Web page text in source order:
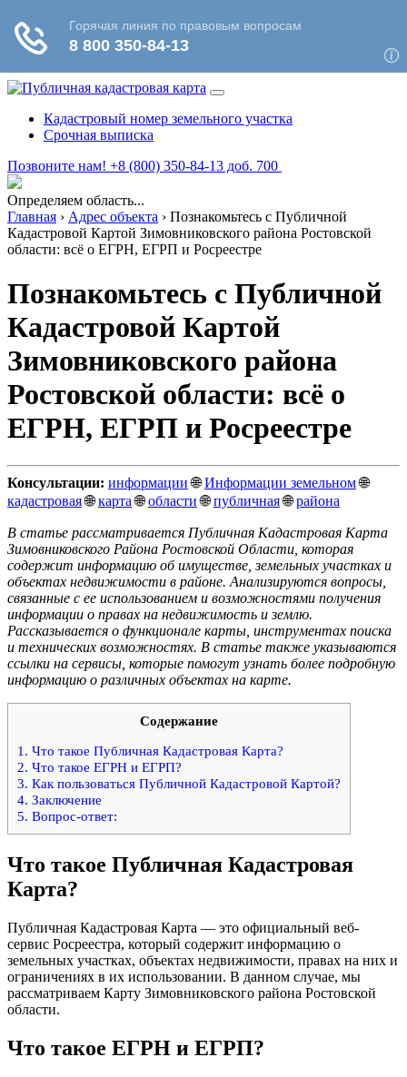
Кадастровый номер земельного участка
Срочная выписка
Позвоните нам! +8 (800) 350-84-13 доб. 700
Определяем область...
Главная › Адрес объекта › Познакомьтесь с Публичной
Кадастровой Картой Зимовниковского района Ростовской
области: всё о ЕГРН, ЕГРП и Росреестре
Познакомьтесь с Публичной
Кадастровой Картой
Зимовниковского района
Ростовской области: всё о
ЕГРН, ЕГРП и Росреестре
Консультации: информации🌐Информации земельном🌐
кадастровая🌐карта🌐области🌐публичная🌐района
В статье рассматривается Публичная Кадастровая Карта
Зимовниковского Района Ростовской Области, которая
содержит информацию об имуществе, земельных участках и
объектах недвижимости в районе. Анализируются вопросы,
связанные с ее использованием и возможностями получения
информации о правах на недвижимость и землю.
Рассказывается о функционале карты, инструментах поиска
и технических возможностях. В статье также указываются
ссылки на сервисы, которые помогут узнать более подробную
информацию о различных объектах на карте.
Содержание
1. Что такое Публичная Кадастровая Карта?
2. Что такое ЕГРН и ЕГРП?
3. Как пользоваться Публичной Кадастровой Картой?
4. Заключение
5. Вопрос-ответ:
Что такое Публичная Кадастровая
Карта?
Публичная Кадастровая Карта — это официальный веб-
сервис Росреестра, который содержит информацию о
земельных участках, объектах недвижимости, правах на них и
ограничениях в их использовании. В данном случае, мы
рассматриваем Карту Зимовниковского района Ростовской
области.
Что такое ЕГРН и ЕГРП?